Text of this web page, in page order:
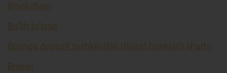
Blockchain
Bo’lib to’lash
Boshqa depozit tashkilotlari (tijorat banklari) sharhi
Broker